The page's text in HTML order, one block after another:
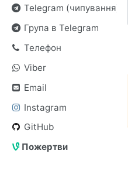
Telegram (чипування)
Група в Telegram
Телефон
Viber
Email
Instagram
GitHub
Пожертви